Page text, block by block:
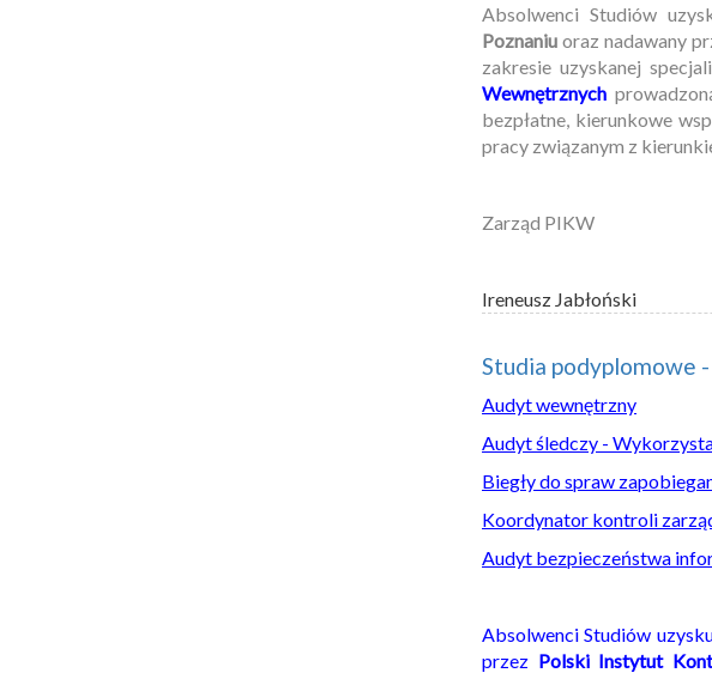
Absolwenci Studiów
Poznaniu oraz nadawany
zakresie uzyskanej
Wewnętrznych
bezpłatne, kierunkowe
pracy związanym z
Zarząd PIKW
Ireneusz Jabłoński
Studia podyplomowe
Audyt wewnętrzny
Audyt śledczy -
Biegły do spraw
Koordynator kontroli
Audyt bezpieczeństwa
Absolwenci Studiów
przez Polski Instytut